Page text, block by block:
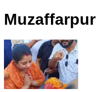
Muzaffarpur